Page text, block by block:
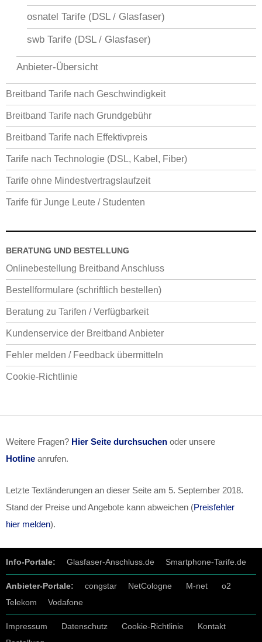
osnatel Tarife (DSL / Glasfaser)
swb Tarife (DSL / Glasfaser)
Anbieter-Übersicht
Breitband Tarife nach Geschwindigkeit
Breitband Tarife nach Grundgebühr
Breitband Tarife nach Effektivpreis
Tarife nach Technologie (DSL, Kabel, Fiber)
Tarife ohne Mindestvertragslaufzeit
Tarife für Junge Leute / Studenten
BERATUNG UND BESTELLUNG
Onlinebestellung Breitband Anschluss
Bestellformulare (schriftlich bestellen)
Beratung zu Tarifen / Verfügbarkeit
Kundenservice der Breitband Anbieter
Fehler melden / Feedback übermitteln
Cookie-Richtlinie
Weitere Fragen? Hier Seite durchsuchen oder unsere
Hotline anrufen.
Letzte Textänderungen an dieser Seite am 5. September 2018.
Stand der Preise und Angebote kann abweichen (Preisfehler
hier melden).
Info-Portale: Glasfaser-Anschluss.de Smartphone-Tarife.de
Anbieter-Portale: congstar NetCologne M-net
o2
Telekom
Vodafone
Impressum Datenschutz Cookie-Richtlinie
Kontakt